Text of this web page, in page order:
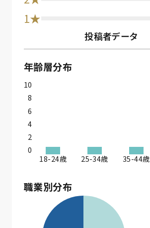
1★
投稿者データ
年齢層分布
10
8
6
4
2
0
18-24歳
25-34歳 35-44歳
職業別分布